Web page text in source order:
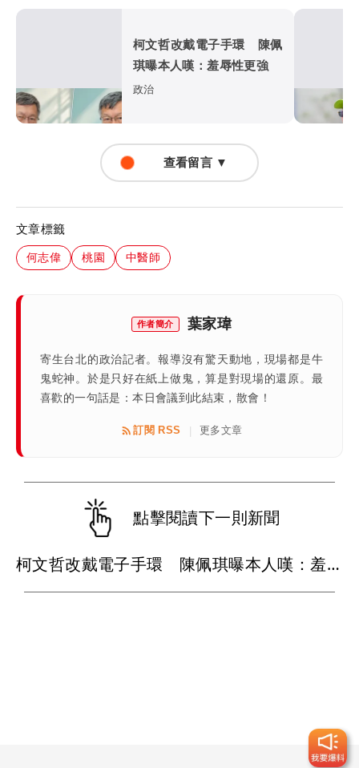
柯文哲改戴電子手環 陳佩
琪曝本人嘆：羞辱性更強
政治
查看留言 ▼
文章標籤
何志偉 桃園 中醫師
作者簡介 葉家瑋
寄生台北的政治記者。報導沒有驚天動地，現場都是牛
鬼蛇神。於是只好在紙上做鬼，算是對現場的還原。最
喜歡的一句話是：本日會議到此結束，散會！
訂閱 RSS | 更多文章
點擊閱讀下一則新聞
柯文哲改戴電子手環 陳佩琪曝本人嘆：羞辱性更強